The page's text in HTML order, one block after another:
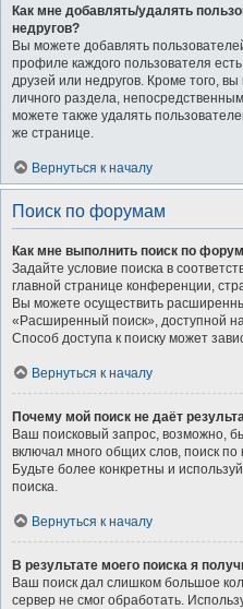
Как мне добавлять/удалять
недругов?
Вы можете добавлять
профиле каждого пользователя
друзей или недругов. Кроме того,
личного раздела,
можете также удалять
же странице.
Вернуться к началу
Поиск по форумам
Как мне выполнить поиск по
Задайте условие поиска в
главной странице конференции,
Вы можете осуществить
«Расширенный поиск», доступной
Способ доступа к поиску может
Вернуться к началу
Почему мой поиск не даёт
Ваш поисковый запрос, возможно,
включал много общих слов, поиск
Будьте более конкретны и
поиска.
Вернуться к началу
В результате моего поиска я
Ваш поиск дал слишком большое
сервер не смог обработать.